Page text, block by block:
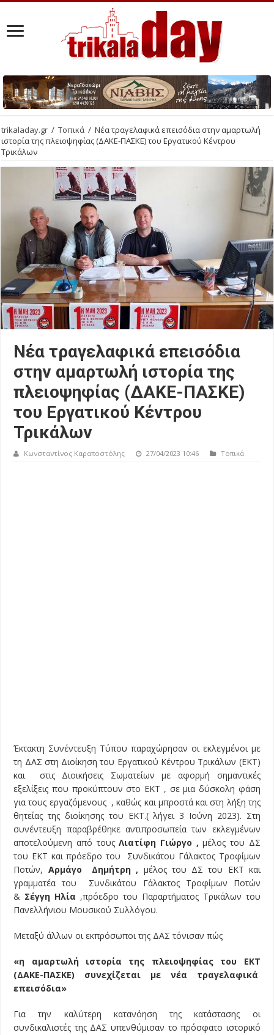
trikaladay.gr / Τοπικά / Νέα τραγελαφικά επεισόδια στην αμαρτωλή
ιστορία της πλειοψηφίας (ΔΑΚΕ-ΠΑΣΚΕ) του Εργατικού Κέντρου
Τρικάλων
Νέα τραγελαφικά επεισόδια
στην αμαρτωλή ιστορία της
πλειοψηφίας (ΔΑΚΕ-ΠΑΣΚΕ)
του Εργατικού Κέντρου
Τρικάλων
Κωνσταντίνος Καραποστόλης 27/04/2023 10:46 Τοπικά
Έκτακτη Συνέντευξη Τύπου παραχώρησαν οι εκλεγμένοι με
τη ΔΑΣ στη Διοίκηση του Εργατικού Κέντρου Τρικάλων (ΕΚΤ)
και στις Διοικήσεις Σωματείων με αφορμή σημαντικές
εξελίξεις που προκύπτουν στο ΕΚΤ , σε μια δύσκολη φάση
για τους εργαζόμενους , καθώς και μπροστά και στη λήξη της
θητείας της διοίκησης του ΕΚΤ.( λήγει 3 Ιούνη 2023). Στη
συνέντευξη παραβρέθηκε αντιπροσωπεία των εκλεγμένων
αποτελούμενη από τουςΛιατίφη Γιώργο ,μέλος του ΔΣ
του ΕΚΤ και πρόεδρο του Συνδικάτου Γάλακτος Τροφίμων
Ποτών, Αρμάγο Δημήτρη , μέλος του ΔΣ του ΕΚΤ και
γραμματέα του Συνδικάτου Γάλακτος Τροφίμων Ποτών
& Σέγγη Ηλία ,πρόεδρο του Παραρτήματος Τρικάλων του
Πανελλήνιου Μουσικού Συλλόγου.
Μεταξύ άλλων οι εκπρόσωποι της ΔΑΣ τόνισαν πώς
«η αμαρτωλή ιστορία της πλειοψηφίας του ΕΚΤ
(ΔΑΚΕ-ΠΑΣΚΕ) συνεχίζεται με νέα τραγελαφικά
επεισόδια»
Για την καλύτερη κατανόηση της κατάστασης οι
συνδικαλιστές της ΔΑΣ υπενθύμισαν το πρόσφατο ιστορικό